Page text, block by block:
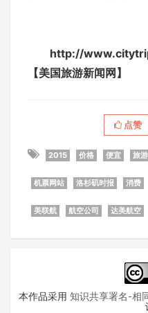
http://
【美国旅游新闻网】
点赞
2015 价格 便宜 旅游
机票网站 洛杉矶时报 消费
美联航 航空公司 达美航空
本作品采用 知识共享署名-相